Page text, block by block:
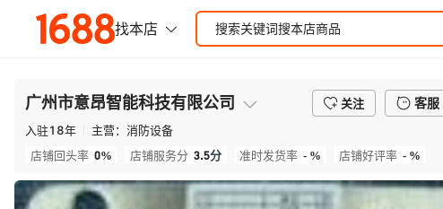
广州市意昂智能科技有限公司 关注 客服
入驻18年 主营： 消防设备
店铺回头率 0% 店铺服务分 3.5分 准时发货率 - % 店铺好评率 - %